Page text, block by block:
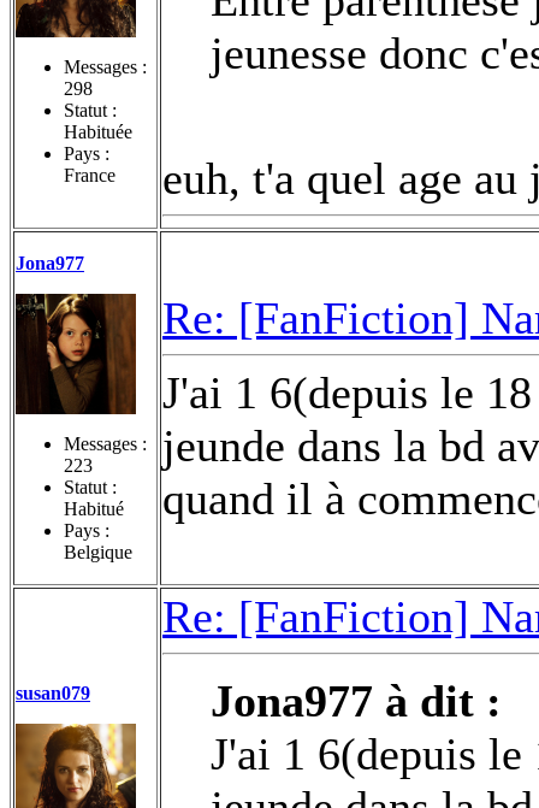
Messages :
298
Statut :
Habituée
Pays :
France
jeunesse donc
euh, t'a quel age au
Jona977
Messages :
223
Statut :
Habitué
Pays :
Belgique
Re: [FanFiction]
J'ai 1 6(depuis le
jeunde dans la bd
quand il à
susan079
Re: [FanFiction]
Jona977 à dit :
J'ai 1 6(depuis